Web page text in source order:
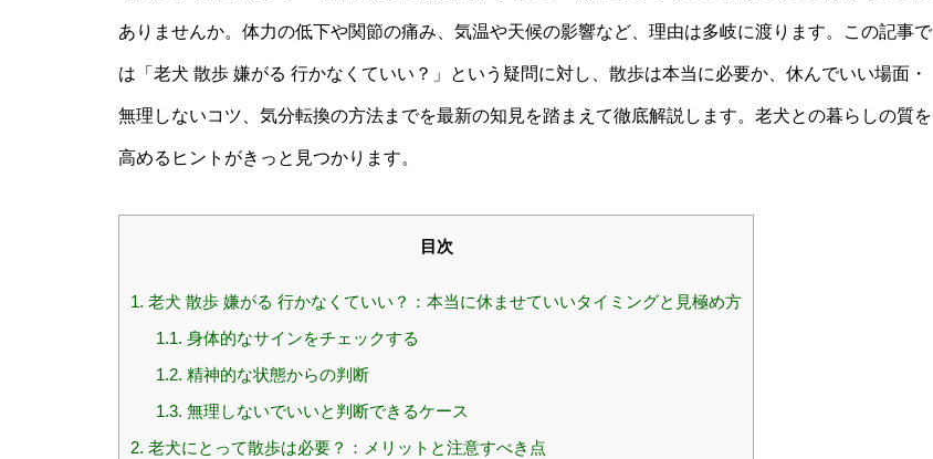
ありませんか。体力の低下や関節の痛み、気温や天候の影響など、理由は多岐に渡ります。この記事で
は「老犬 散歩 嫌がる 行かなくていい？」という疑問に対し、散歩は本当に必要か、休んでいい場面・
無理しないコツ、気分転換の方法までを最新の知見を踏まえて徹底解説します。老犬との暮らしの質を
高めるヒントがきっと見つかります。
目次
1. 老犬 散歩 嫌がる 行かなくていい？：本当に休ませていいタイミングと見極め方
1.1. 身体的なサインをチェックする
1.2. 精神的な状態からの判断
1.3. 無理しないでいいと判断できるケース
2. 老犬にとって散歩は必要？：メリットと注意すべき点